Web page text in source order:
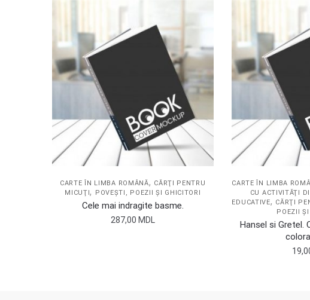
CARTE ÎN LIMBA ROMÂNĂ, CĂRŢI PENTRU
MICUŢI, POVEŞTI, POEZII ŞI GHICITORI
Cele mai indragite basme.
287,00 MDL
CARTE ÎN LIMBA
CU ACTIVITĂŢI
EDUCATIVE, CĂRŢI
POEZII
Hansel si Gretel.